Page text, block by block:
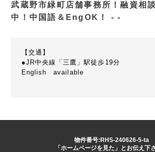
武蔵野市緑町店舗事務所！融資相
中！中国語＆EngOK！ - -
【交通】
●JR中央線「三鷹」駅徒歩19分
English available
物件番号:RHS-240626-5-ta
「ホームページを見た」とお伝え下さ